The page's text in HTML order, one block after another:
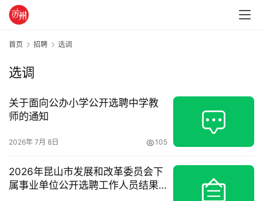
首页 招聘 选调
选调
关于面向公办小学公开选聘中学教
师的通知
2026年 7月 8日 105
2026年昆山市发展和改革委员会下
属事业单位公开选聘工作人员结果